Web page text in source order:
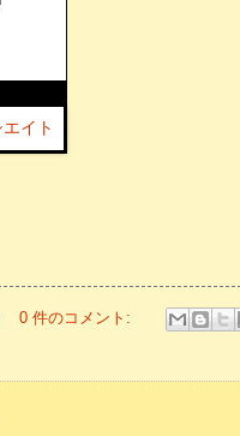
0 件のコメント: